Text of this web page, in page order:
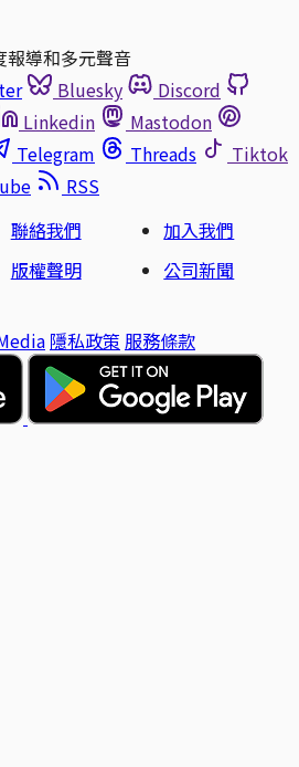
報導和多元聲音
Bluesky
Discord
Linkedin
Mastodon
Telegram Threads
Tiktok
RSS
聯絡我們
加入我們
版權聲明
公司新聞
隱私政策 服務條款